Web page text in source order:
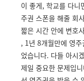
이 좋게, 학교를 다니
주권 스폰을 해줄 회
짧은 시간 안에 변호
, 1년 8개월만에 영
었습니다. 다들 아시
제일 중요한 문제입